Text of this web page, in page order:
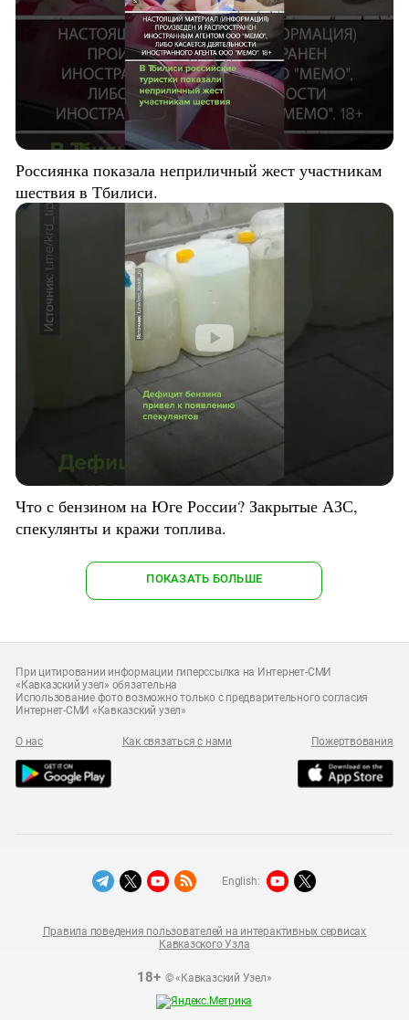
Россиянка показала неприличный жест участникам
шествия в Тбилиси.
Что с бензином на Юге России? Закрытые АЗС,
спекулянты и кражи топлива.
ПОКАЗАТЬ БОЛЬШЕ
При цитировании информации гиперссылка на Интернет-СМИ
«Кавказский узел» обязательна
Использование фото возможно только с предварительного согласия
Интернет-СМИ «Кавказский узел»
О нас Как связаться с нами Пожертвования
18+© «Кавказский Узел»
Правила поведения пользователей на интерактивных сервисах
Кавказского Узла
English: